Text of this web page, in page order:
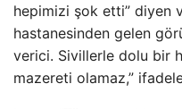
hepimizi şok etti” diyen
hastanesinden gelen
verici. Sivillerle dolu bir
mazereti olamaz,”